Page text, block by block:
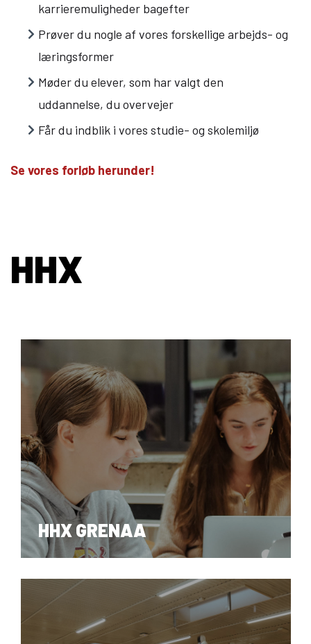
Mød os
Kontakt
Skolehjem/Campus
Personale
Nyheder
karrieremuligheder bagefter
Prøver du nogle af vores forskellige arbejds- og
læringsformer
Møder du elever, som har valgt den
uddannelse, du overvejer
Får du indblik i vores studie- og skolemiljø
Se vores forløb herunder!
HHX
HHX GRENAA